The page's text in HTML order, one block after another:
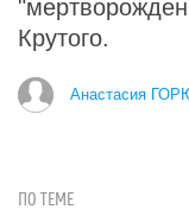
Крутого.
Анастасия
ПО ТЕМЕ